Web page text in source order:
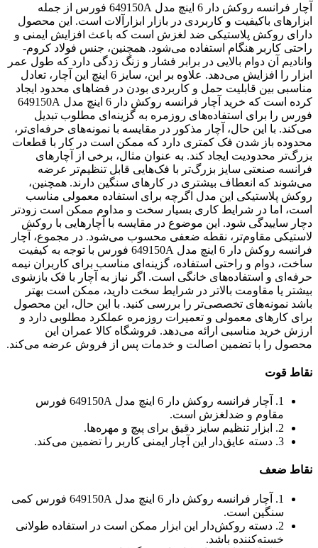
آچار فرانسه روکش دار 6 اینچ مدل 649150A فورس از جمله
ابزارهای باکیفیت و کاربردی در بازار ابزارآلات است. این محصول
دارای روکش پلاستیکی ضد لغزش است که باعث افزایش ایمنی و
راحتی کاربر هنگام استفاده می‌شود. همچنین، جنس فولاد کروم-
وانادیم آن دوام بالایی در برابر فشار و زنگ زدگی دارد که طول عمر
ابزار را افزایش می‌دهد. علاوه بر این، سایز 6 اینچ این آچار، تعادل
مناسبی بین قابلیت حمل و کاربردی بودن در فضاهای محدود ایجاد
کرده است که خرید آچار فرانسه روکش دار 6 اینچ مدل 649150A
فورس را برای استفاده‌های روزمره به گزینه‌ای مطلوب تبدیل
می‌کند. با این حال، آچار مذکور در مقایسه با نمونه‌های حرفه‌ای‌تر،
محدوده باز شدن فک کمتری دارد که ممکن است در کار با قطعات
بزرگ‌تر محدودیت ایجاد کند. به عنوان مثال، برخی از آچارهای
فرانسه صنعتی سایز بزرگ‌تر با فک‌هایی قابل تنظیم‌تر عرضه
می‌شوند که انعطاف بیشتری در کارهای سنگین دارند. همچنین،
روکش پلاستیکی این مدل اگرچه برای استفاده معمولی مناسب
است، اما در شرایط کاری بسیار سخت و مداوم ممکن است زودتر
دچار ساییدگی شود. این موضوع در مقایسه با آچارهایی با روکش
لاستیکی مقاوم‌تر، نقطه ضعفی محسوب می‌شود. در مجموع، آچار
فرانسه روکش دار 6 اینچ مدل 649150A فورس با توجه به کیفیت
ساخت، دوام و راحتی استفاده، گزینه‌ای مناسب برای کاربران نیمه
حرفه‌ای و استفاده‌های خانگی است. اگر نیاز به آچار با فک بازشوی
بیشتر یا مقاومت بالاتر در شرایط سخت دارید، ممکن است بهتر
باشد نمونه‌های تخصصی‌تر را بررسی کنید. با این حال، این محصول
برای کارهای معمولی و تعمیرات روزمره عملکرد مطلوبی دارد و
ارزش خرید مناسبی ارائه می‌دهد. فروشگاه کالا عمران این
محصول را با تضمین اصالت و خدمات پس از فروش عرضه می‌کند.
نقاط قوت
1. آچار فرانسه روکش دار 6 اینچ مدل 649150A فورس
مقاوم و ضدلغزش است.
2. ابزار تنظیم سایز دقیق برای پیچ و مهره‌ها.
3. دسته عایق‌دار این آچار ایمنی کاربر را تضمین می‌کند.
نقاط ضعف
1. آچار فرانسه روکش دار 6 اینچ مدل 649150A فورس کمی
سنگین است.
2. دسته روکش‌دار این ابزار ممکن است در استفاده طولانی
خسته‌کننده باشد.